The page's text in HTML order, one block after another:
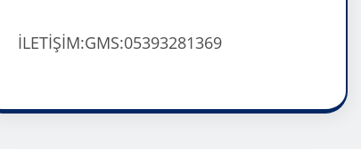
İLETİŞİM:GMS:05393281369